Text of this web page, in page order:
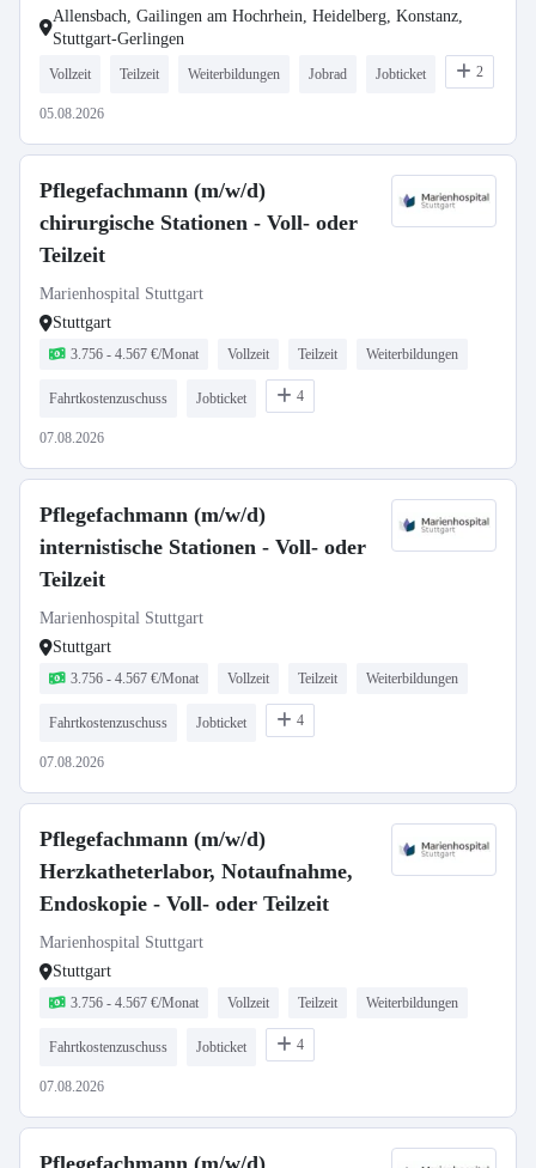
Allensbach, Gailingen am Hochrhein, Heidelberg, Konstanz,
Stuttgart-Gerlingen
Vollzeit Teilzeit Weiterbildungen Jobrad Jobticket 2
05.08.2026
Pflegefachmann (m/w/d)
chirurgische Stationen - Voll- oder
Teilzeit
Marienhospital Stuttgart
Stuttgart
3.756 - 4.567 €/Monat Vollzeit Teilzeit Weiterbildungen
Fahrtkostenzuschuss Jobticket 4
07.08.2026
Pflegefachmann (m/w/d)
internistische Stationen - Voll- oder
Teilzeit
Marienhospital Stuttgart
Stuttgart
3.756 - 4.567 €/Monat Vollzeit Teilzeit Weiterbildungen
Fahrtkostenzuschuss Jobticket 4
07.08.2026
Pflegefachmann (m/w/d)
Herzkatheterlabor, Notaufnahme,
Endoskopie - Voll- oder Teilzeit
Marienhospital Stuttgart
Stuttgart
3.756 - 4.567 €/Monat Vollzeit Teilzeit Weiterbildungen
Fahrtkostenzuschuss Jobticket 4
07.08.2026
Pflegefachmann (m/w/d)